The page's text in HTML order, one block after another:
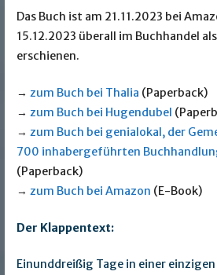
Das Buch ist am 21.11.2023 bei
15.12.2023 überall im Buchhandel
erschienen.
→ zum Buch bei Thalia (Paperback)
→ zum Buch bei Hugendubel
→ zum Buch bei genialokal, der
700 inhabergeführten
(Paperback)
→ zum Buch bei Amazon (E-Book)
Der Klappentext:
Einunddreißig Tage in einer